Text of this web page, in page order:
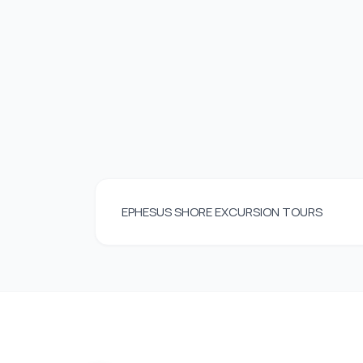
EPHESUS SHORE EXCURSION TOURS